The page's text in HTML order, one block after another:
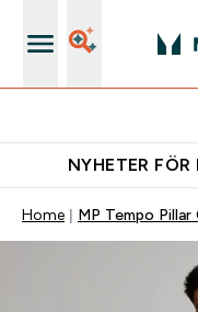
NYHETER FÖR
Home MP Tempo